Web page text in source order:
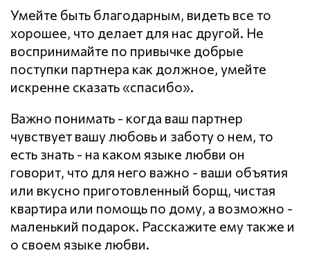
Умейте быть благодарным, видеть все то
хорошее, что делает для нас другой. Не
воспринимайте по привычке добрые
поступки партнера как должное, умейте
искренне сказать «спасибо».
Важно понимать - когда ваш партнер
чувствует вашу любовь и заботу о нем, то
есть знать - на каком языке любви он
говорит, что для него важно - ваши объятия
или вкусно приготовленный борщ, чистая
квартира или помощь по дому, а возможно -
маленький подарок. Расскажите ему также и
о своем языке любви.